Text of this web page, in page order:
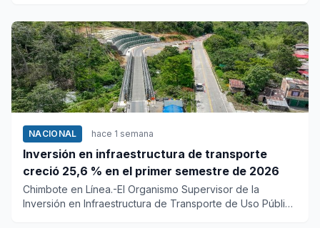
NACIONAL hace 1 semana
Inversión en infraestructura de transporte
creció 25,6 % en el primer semestre de 2026
Chimbote en Línea.-El Organismo Supervisor de la
Inversión en Infraestructura de Transporte de Uso Público